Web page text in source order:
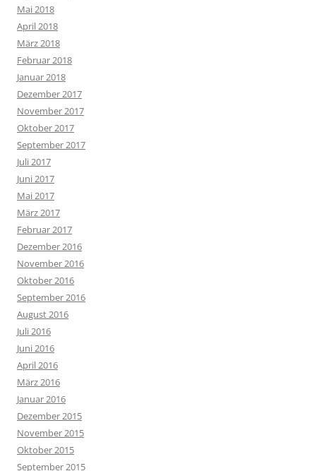
Mai 2018
April 2018
März 2018
Februar 2018
Januar 2018
Dezember 2017
November 2017
Oktober 2017
September 2017
Juli 2017
Juni 2017
Mai 2017
März 2017
Februar 2017
Dezember 2016
November 2016
Oktober 2016
September 2016
August 2016
Juli 2016
Juni 2016
April 2016
März 2016
Januar 2016
Dezember 2015
November 2015
Oktober 2015
September 2015